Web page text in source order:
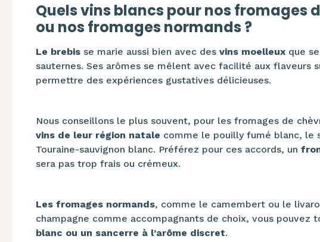
Quels vins blancs pour nos fromages
ou nos fromages normands ?
Le brebis se marie aussi bien avec des vins moelleux que
sauternes. Ses arômes se mêlent avec facilité aux flaveurs
permettre des expériences gustatives délicieuses.
Nous conseillons le plus souvent, pour les fromages de
vins de leur région natale comme le pouilly fumé blanc, le
Touraine-sauvignon blanc. Préférez pour ces accords, un
sera pas trop frais ou crémeux.
Les fromages normands, comme le camembert ou le
champagne comme accompagnants de choix, vous pouvez
blanc ou un sancerre à l’arôme discret.